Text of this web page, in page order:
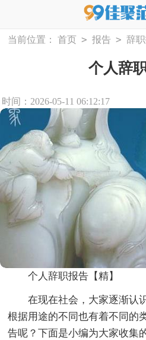
当前位置： 首页 > 报告 > 辞
个人辞
时间：2026-05-11 06:12:17
个人辞职报告【精】
在现在社会，大家逐渐认
根据用途的不同也有着不同的
告呢？下面是小编为大家收集